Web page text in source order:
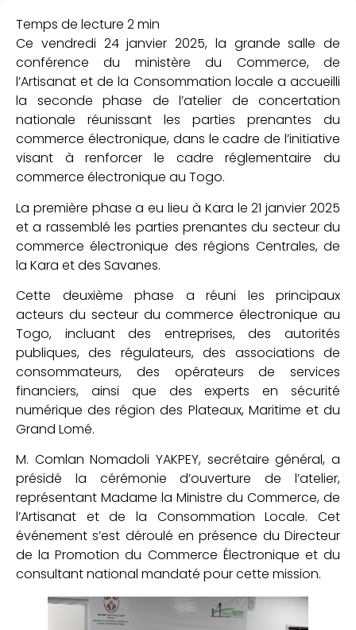
Ce vendredi 24 janvier 2025, la grande salle de
conférence du ministère du Commerce, de
l’Artisanat et de la Consommation locale a accueilli
la seconde phase de l’atelier de concertation
nationale réunissant les parties prenantes du
commerce électronique, dans le cadre de l’initiative
visant à renforcer le cadre réglementaire du
commerce électronique au Togo.
La première phase a eu lieu à Kara le 21 janvier 2025
et a rassemblé les parties prenantes du secteur du
commerce électronique des régions Centrales, de
la Kara et des Savanes.
Cette deuxième phase a réuni les principaux
acteurs du secteur du commerce électronique au
Togo, incluant des entreprises, des autorités
publiques, des régulateurs, des associations de
consommateurs, des opérateurs de services
financiers, ainsi que des experts en sécurité
numérique des région des Plateaux, Maritime et du
Grand Lomé.
M. Comlan Nomadoli YAKPEY, secrétaire général, a
présidé la cérémonie d’ouverture de l’atelier,
représentant Madame la Ministre du Commerce, de
l’Artisanat et de la Consommation Locale. Cet
événement s’est déroulé en présence du Directeur
de la Promotion du Commerce Électronique et du
consultant national mandaté pour cette mission.